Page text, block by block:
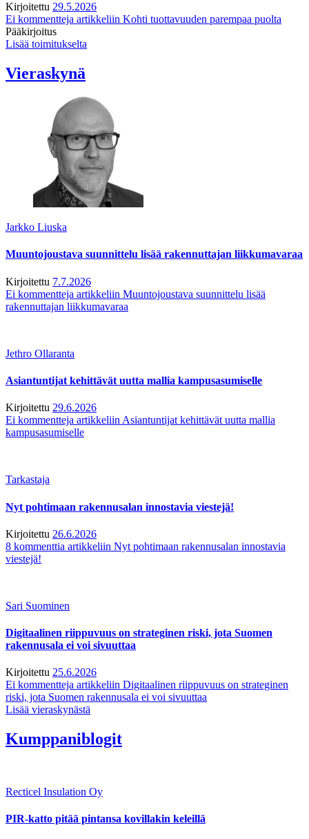
Kirjoitettu 29.5.2026
Ei kommentteja artikkeliin Kohti tuottavuuden parempaa puolta
Pääkirjoitus
Lisää toimitukselta
Vieraskynä
Jarkko Liuska
Muuntojoustava suunnittelu lisää rakennuttajan liikkumavaraa
Kirjoitettu 7.7.2026
Ei kommentteja artikkeliin Muuntojoustava suunnittelu lisää
rakennuttajan liikkumavaraa
Jethro Ollaranta
Asiantuntijat kehittävät uutta mallia kampusasumiselle
Kirjoitettu 29.6.2026
Ei kommentteja artikkeliin Asiantuntijat kehittävät uutta mallia
kampusasumiselle
Tarkastaja
Nyt pohtimaan rakennusalan innostavia viestejä!
Kirjoitettu 26.6.2026
8 kommenttia artikkeliin Nyt pohtimaan rakennusalan innostavia
viestejä!
Sari Suominen
Digitaalinen riippuvuus on strateginen riski, jota Suomen
rakennusala ei voi sivuuttaa
Kirjoitettu 25.6.2026
Ei kommentteja artikkeliin Digitaalinen riippuvuus on strateginen
riski, jota Suomen rakennusala ei voi sivuuttaa
Lisää vieraskynästä
Kumppaniblogit
Recticel Insulation Oy
PIR-katto pitää pintansa kovillakin keleillä